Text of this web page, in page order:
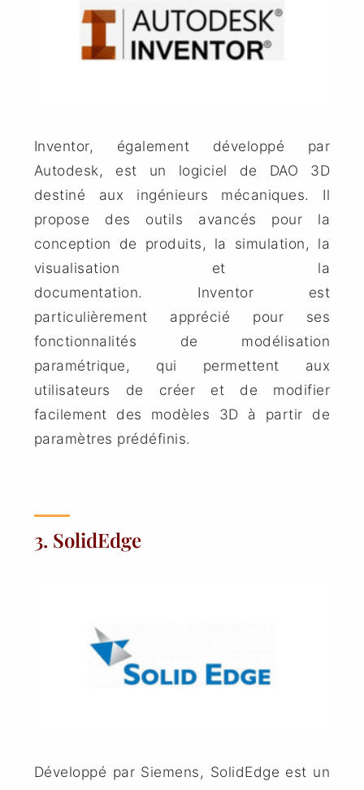
Inventor, également développé par
Autodesk, est un logiciel de DAO 3D
destiné aux ingénieurs mécaniques. Il
propose des outils avancés pour la
conception de produits, la simulation, la
visualisation et la
documentation. Inventor est
particulièrement apprécié pour ses
fonctionnalités de modélisation
paramétrique, qui permettent aux
utilisateurs de créer et de modifier
facilement des modèles 3D à partir de
paramètres prédéfinis.
3. SolidEdge
Développé par Siemens, SolidEdge est un